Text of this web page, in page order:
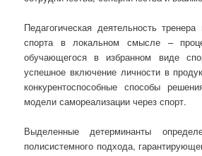
Педагогическая деятельность
спорта в локальном смысле –
обучающегося в избранном виде
успешное включение личности в
конкурентоспособные способы
модели самореализации через спорт.
Выделенные детерминанты
полисистемного подхода,